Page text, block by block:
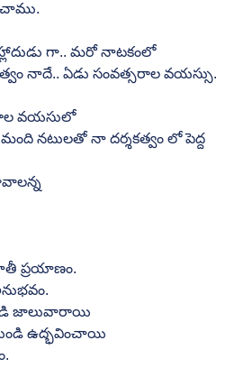
గా.. మరో నాటకంలో
నాదే.. ఏడు సంవత్సరాల వయస్సు.
వయసులో
మంది నటులతో నా దర్శకత్వం లో పెద్ద
ప్రయాణం.
జాలువారాయి
ఉద్భవించాయి